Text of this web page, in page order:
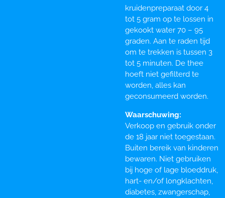
kruidenpreparaat door 4
tot 5 gram op te lossen in
gekookt water 70 – 95
graden. Aan te raden tijd
om te trekken is tussen 3
tot 5 minuten. De thee
hoeft niet gefilterd te
worden, alles kan
geconsumeerd worden.
Waarschuwing:
Verkoop en gebruik onder
de 18 jaar niet toegestaan.
Buiten bereik van kinderen
bewaren. Niet gebruiken
bij hoge of lage bloeddruk,
hart- en/of longklachten,
diabetes, zwangerschap,